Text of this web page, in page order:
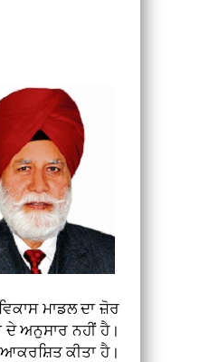
ਮਾਡਲ ਦਾ ਜ਼ੋਰ
ਦੇ ਅਨੁਸਾਰ ਨਹੀਂ ਹੈ।
ਕੀਤਾ ਹੈ।